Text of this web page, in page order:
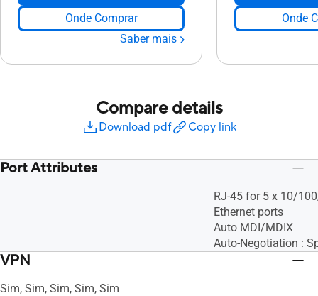
Onde Comprar
Saber mais
Onde
Compare details
Download pdf Copy link
Port Attributes
RJ-45 for 5 x 10/
Ethernet ports
Auto MDI/MDIX
Auto-Negotiation :
VPN
Sim, Sim, Sim, Sim, Sim